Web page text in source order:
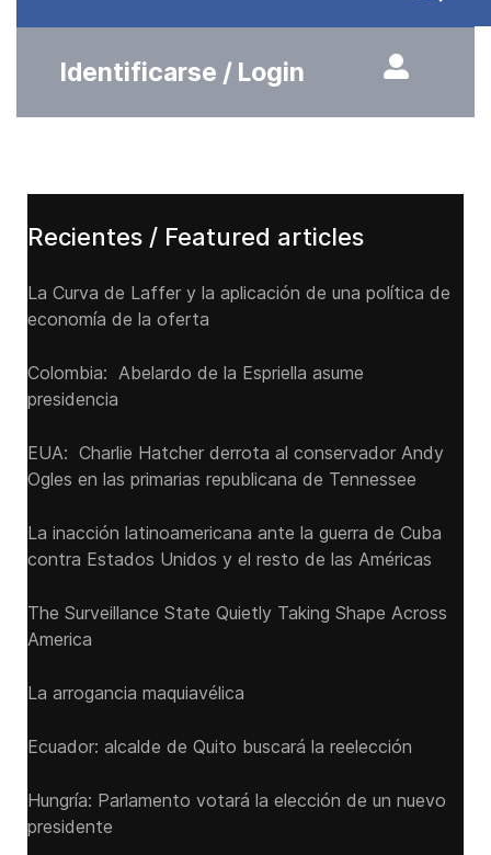
Identificarse / Login
Recientes / Featured articles
La Curva de Laffer y la aplicación de una política de
economía de la oferta
Colombia: Abelardo de la Espriella asume
presidencia
EUA: Charlie Hatcher derrota al conservador Andy
Ogles en las primarias republicana de Tennessee
La inacción latinoamericana ante la guerra de Cuba
contra Estados Unidos y el resto de las Américas
The Surveillance State Quietly Taking Shape Across
America
La arrogancia maquiavélica
Ecuador: alcalde de Quito buscará la reelección
Hungría: Parlamento votará la elección de un nuevo
presidente